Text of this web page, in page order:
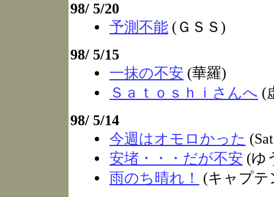
98/ 5/20
予測不能 (ＧＳＳ)
98/ 5/15
一抹の不安 (華羅)
Ｓａｔｏｓｈｉさんへ (
98/ 5/14
今週はオモロかった
安堵・・・だが不安 (ゆ
雨のち晴れ！
(キャプテ